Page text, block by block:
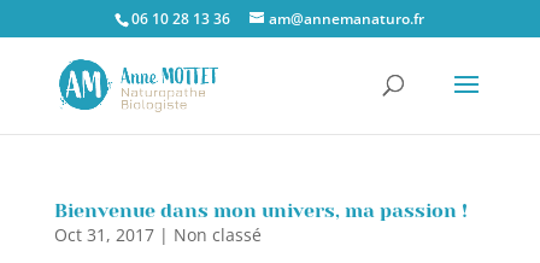
06 10 28 13 36 am@annemanaturo.fr
Bienvenue dans mon univers, ma passion !
Oct 31, 2017| Non classé